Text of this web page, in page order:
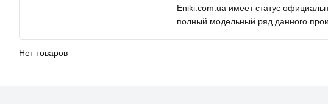
Eniki.com.ua имеет статус
полный модельный ряд данного
Нет товаров